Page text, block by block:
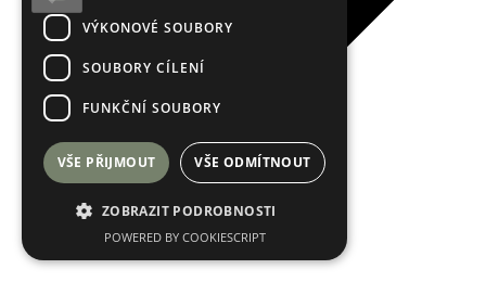
VÝKONOVÉ SOUBORY
SOUBORY CÍLENÍ
FUNKČNÍ SOUBORY
VŠE PŘIJMOUT VŠE ODMÍTNOUT
ZOBRAZIT PODROBNOSTI
POWERED BY COOKIESCRIPT